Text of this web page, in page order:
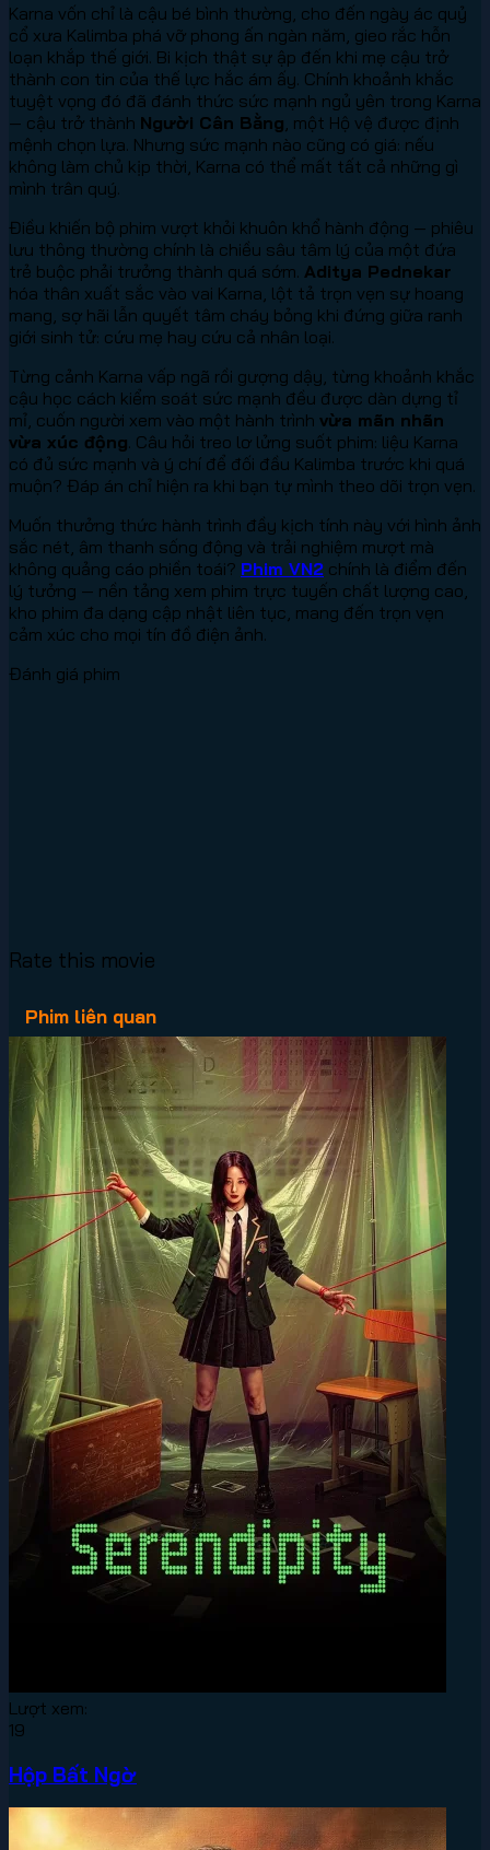
Karna vốn chỉ là cậu bé bình thường, cho đến ngày ác quỷ
cổ xưa Kalimba phá vỡ phong ấn ngàn năm, gieo rắc hỗn
loạn khắp thế giới. Bi kịch thật sự ập đến khi mẹ cậu trở
thành con tin của thế lực hắc ám ấy. Chính khoảnh khắc
tuyệt vọng đó đã đánh thức sức mạnh ngủ yên trong Karna
— cậu trở thành Người Cân Bằng , một Hộ vệ được định
mệnh chọn lựa. Nhưng sức mạnh nào cũng có giá: nếu
không làm chủ kịp thời, Karna có thể mất tất cả những gì
mình trân quý.
Điều khiến bộ phim vượt khỏi khuôn khổ hành động — phiêu
lưu thông thường chính là chiều sâu tâm lý của một đứa
trẻ buộc phải trưởng thành quá sớm. Aditya Pednekar
hóa thân xuất sắc vào vai Karna, lột tả trọn vẹn sự hoang
mang, sợ hãi lẫn quyết tâm cháy bỏng khi đứng giữa ranh
giới sinh tử: cứu mẹ hay cứu cả nhân loại.
Từng cảnh Karna vấp ngã rồi gượng dậy, từng khoảnh khắc
cậu học cách kiểm soát sức mạnh đều được dàn dựng tỉ
mỉ, cuốn người xem vào một hành trình vừa mãn nhãn
vừa xúc động. Câu hỏi treo lơ lửng suốt phim: liệu Karna
có đủ sức mạnh và ý chí để đối đầu Kalimba trước khi quá
muộn? Đáp án chỉ hiện ra khi bạn tự mình theo dõi trọn vẹn.
Muốn thưởng thức hành trình đầy kịch tính này với hình ảnh
sắc nét, âm thanh sống động và trải nghiệm mượt mà
không quảng cáo phiền toái? Phim VN2 chính là điểm đến
lý tưởng — nền tảng xem phim trực tuyến chất lượng cao,
kho phim đa dạng cập nhật liên tục, mang đến trọn vẹn
cảm xúc cho mọi tín đồ điện ảnh.
Đánh giá phim
Rate this movie
Phim liên quan
Lượt xem:
19
Hộp Bất Ngờ